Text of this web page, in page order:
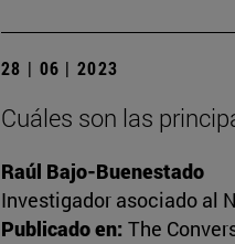
28 | 06 | 2023
Cuáles son las
Raúl Bajo-Buenestado
Investigador asociado al
Publicado en: The